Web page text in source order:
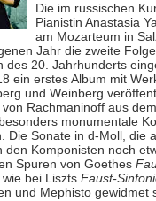
Die im russischen
Pianistin Anastasia
am Mozarteum in
Jahr die zweite
des 20. Jahrhunderts
ein erstes Album mit
und Weinberg
Rachmaninoff aus
monumentale
Die Sonate in d-Moll, die
den Komponisten noch
Spuren von Goethes
bei Liszts Faust-
und Mephisto gewidmet